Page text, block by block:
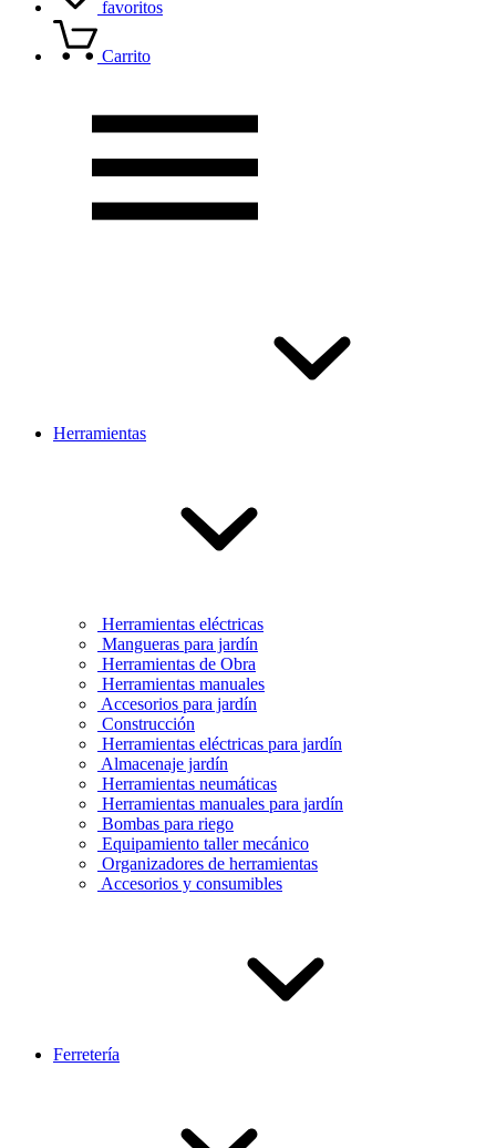
favoritos
Carrito
Herramientas
Herramientas eléctricas
Mangueras para jardín
Herramientas de Obra
Herramientas manuales
Accesorios para jardín
Construcción
Herramientas eléctricas para jardín
Almacenaje jardín
Herramientas neumáticas
Herramientas manuales para jardín
Bombas para riego
Equipamiento taller mecánico
Organizadores de herramientas
Accesorios y consumibles
Ferretería